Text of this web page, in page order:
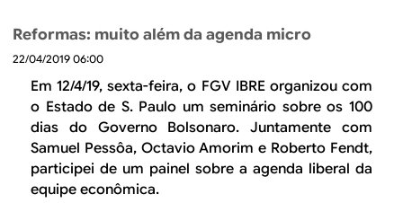
v
c
o
n
t
i
n
u
ô
m
i
c
a
r
e
A
r
e
f
o
r
Reformas: muito além da agenda micro
22/04/2019 06:00
Em 12/4/19, sexta-feira, o FGV IBRE organizou com
o Estado de S. Paulo um seminário sobre os 100
dias do Governo Bolsonaro. Juntamente com
Samuel Pessôa, Octavio Amorim e Roberto Fendt,
participei de um painel sobre a agenda liberal da
equipe econômica.